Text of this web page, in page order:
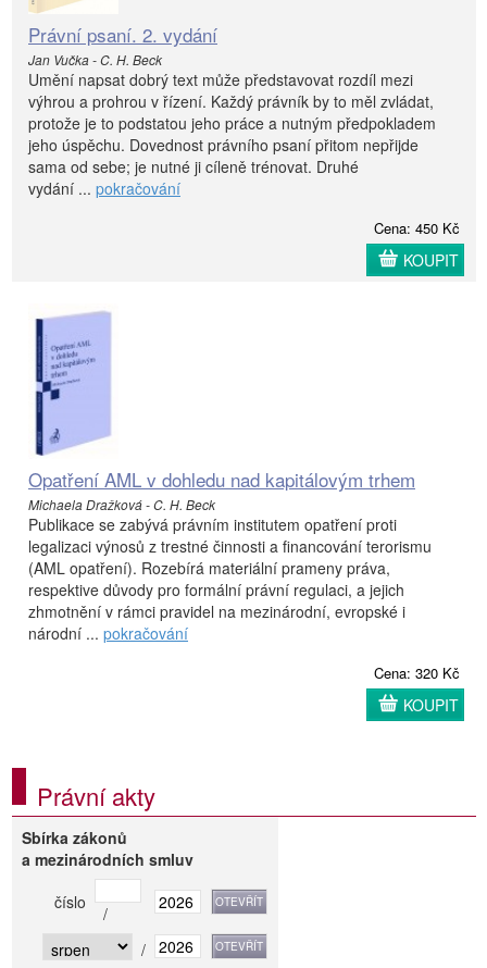
Právní psaní. 2. vydání
Jan Vučka - C. H. Beck
Umění napsat dobrý text může představovat rozdíl mezi
výhrou a prohrou v řízení. Každý právník by to měl zvládat,
protože je to podstatou jeho práce a nutným předpokladem
jeho úspěchu. Dovednost právního psaní přitom nepřijde
sama od sebe; je nutné ji cíleně trénovat. Druhé
vydání ... pokračování
Cena: 450 Kč
KOUPIT
Opatření AML v dohledu nad kapitálovým trhem
Michaela Dražková - C. H. Beck
Publikace se zabývá právním institutem opatření proti
legalizaci výnosů z trestné činnosti a financování terorismu
(AML opatření). Rozebírá materiální prameny práva,
respektive důvody pro formální právní regulaci, a jejich
zhmotnění v rámci pravidel na mezinárodní, evropské i
národní ... pokračování
Cena: 320 Kč
KOUPIT
Právní akty
Sbírka zákonů
a mezinárodních smluv
číslo
/
/